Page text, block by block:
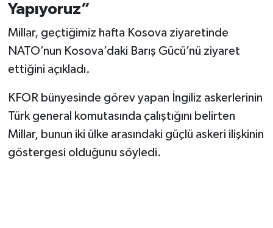
Yapıyoruz”
Millar, geçtiğimiz hafta Kosova ziyaretinde
NATO’nun Kosova’daki Barış Gücü’nü ziyaret
ettiğini açıkladı.
KFOR bünyesinde görev yapan İngiliz askerlerinin
Türk general komutasında çalıştığını belirten
Millar, bunun iki ülke arasındaki güçlü askeri ilişkinin
göstergesi olduğunu söyledi.